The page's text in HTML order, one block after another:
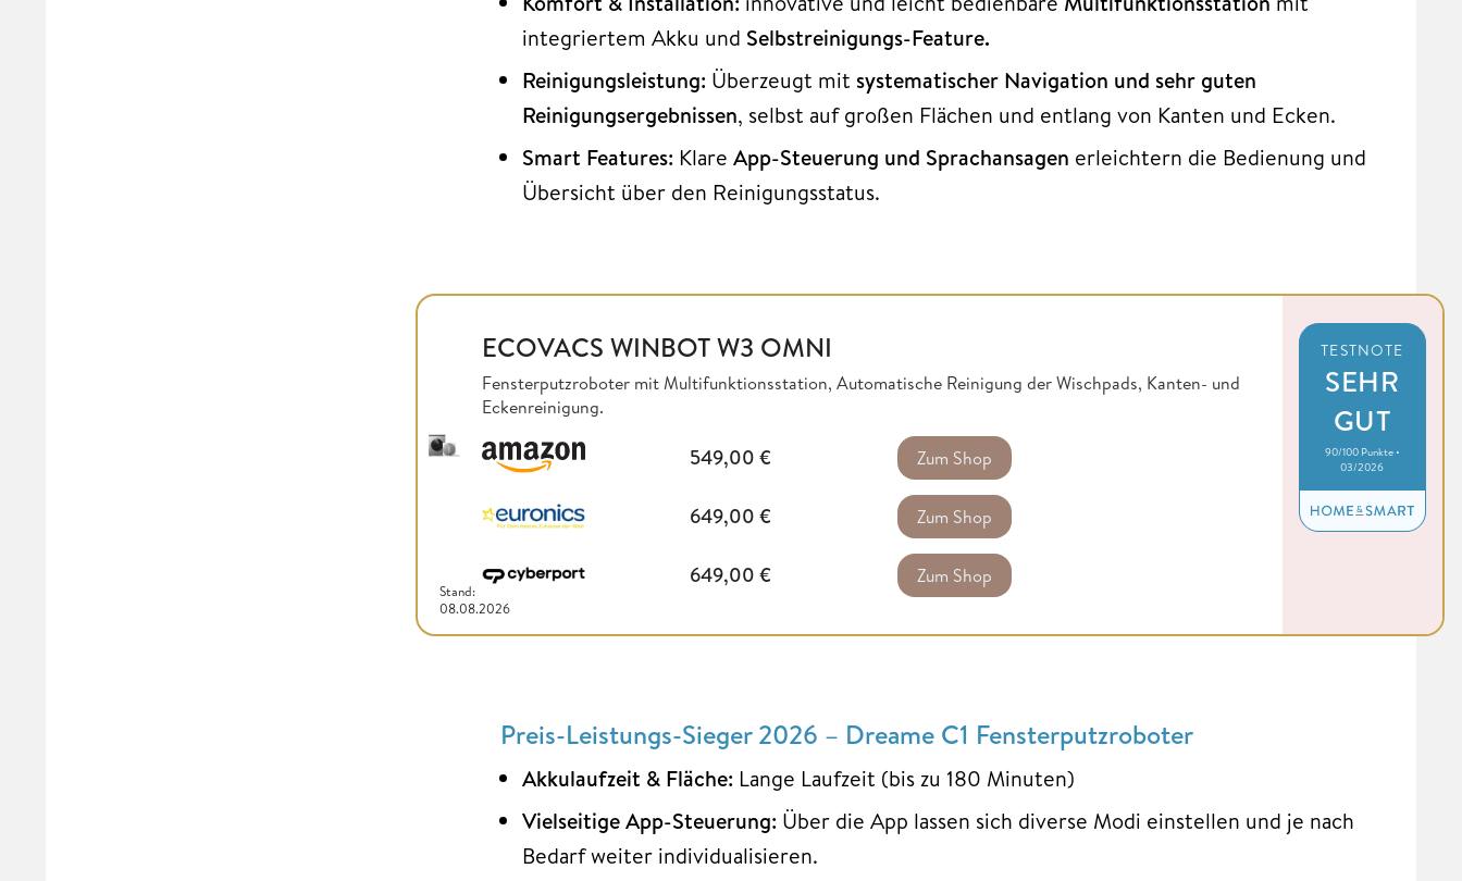
integriertem Akku und Selbstreinigungs-Feature.
Reinigungsleistung: Überzeugt mit systematischer Navigation und sehr guten
Reinigungsergebnissen, selbst auf großen Flächen und entlang von Kanten und Ecken.
Smart Features: Klare App-Steuerung und Sprachansagen erleichtern die Bedienung und
Übersicht über den Reinigungsstatus.
Stand:
08.08.2026
ECOVACS WINBOT W3 OMNI
Fensterputzroboter mit Multifunktionsstation, Automatische Reinigung der Wischpads, Kanten- und
Eckenreinigung.
549,00€ Zum Shop
649,00€ Zum Shop
649,00€ Zum Shop
TESTNOTE
SEHR
GUT
90/100 Punkte •
03/2026
Preis-Leistungs-Sieger 2026 – Dreame C1 Fensterputzroboter
Akkulaufzeit & Fläche: Lange Laufzeit (bis zu 180 Minuten)
Vielseitige App-Steuerung: Über die App lassen sich diverse Modi einstellen und je nach
Bedarf weiter individualisieren.